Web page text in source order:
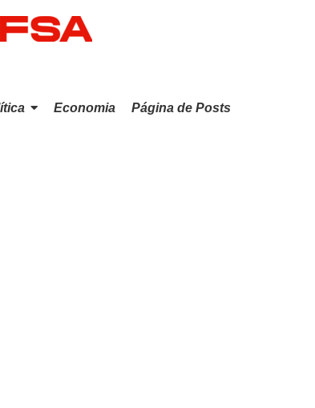
Economia Página de Posts